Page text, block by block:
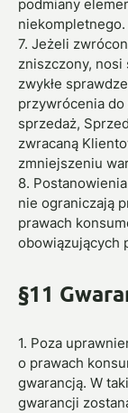
podmiany
niekompletnego.
7. Jeżeli
zniszczony, nosi
zwykłe
przywrócenia
sprzedaż,
zwracaną
zmniejszeniu
8.
nie ograniczają
prawach
obowiązujących
§11
1. Poza
o prawach
gwarancją. W
gwarancji